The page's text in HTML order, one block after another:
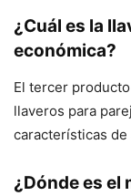
¿Cuál es la
económica?
El tercer
llaveros para
características de
¿Dónde es el